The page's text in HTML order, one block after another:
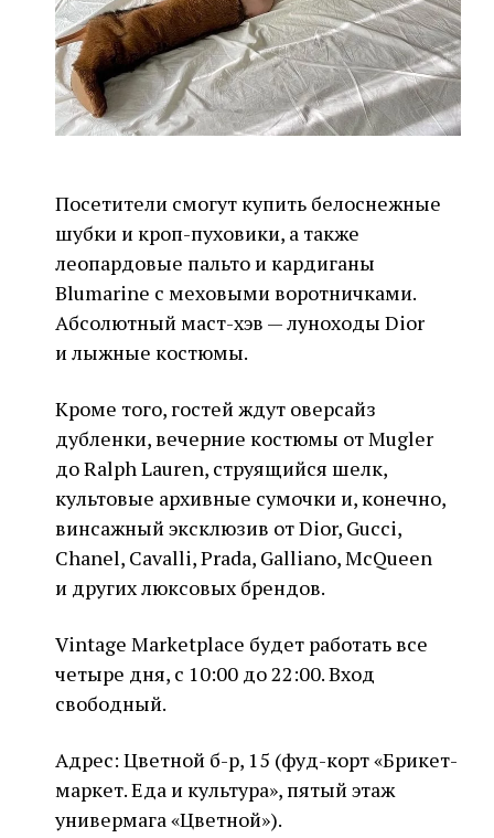
Посетители смогут купить белоснежные
шубки и кроп-пуховики, а также
леопардовые пальто и кардиганы
Blumarine с меховыми воротничками.
Абсолютный маст-хэв — луноходы Dior
и лыжные костюмы.
Кроме того, гостей ждут оверсайз
дубленки, вечерние костюмы от Mugler
до Ralph Lauren, струящийся шелк,
культовые архивные сумочки и, конечно,
винсажный эксклюзив от Dior, Gucci,
Chanel, Cavalli, Prada, Galliano, McQueen
и других люксовых брендов.
Vintage Marketplace будет работать все
четыре дня, с 10:00 до 22:00. Вход
свободный.
Адрес: Цветной б-р, 15 (фуд-корт «Брикет-
маркет. Еда и культура», пятый этаж
универмага «Цветной»).